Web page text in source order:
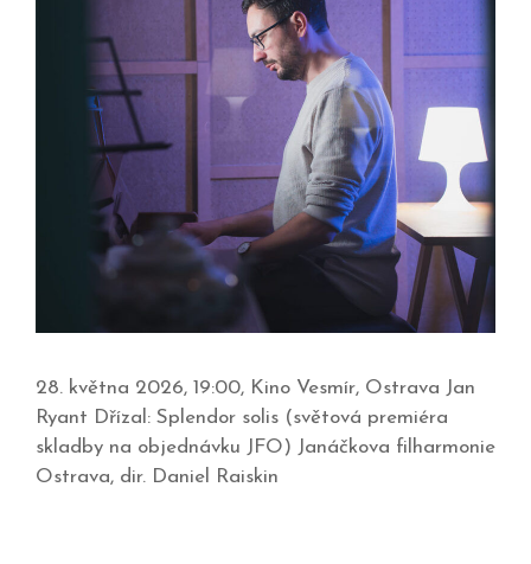
28. května 2026, 19:00, Kino Vesmír, Ostrava Jan
Ryant Dřízal: Splendor solis (světová premiéra
skladby na objednávku JFO) Janáčkova filharmonie
Ostrava, dir. Daniel Raiskin